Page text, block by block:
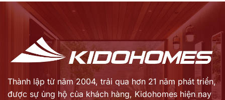
16.650.000 ₫.
9.830.000 ₫.
Thành lập từ năm 2004, trải qua hơn 21 năm phát triển,
được sự ủng hộ của khách hàng, Kidohomes hiện nay